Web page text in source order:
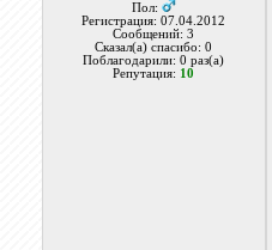
Пол:
Регистрация: 07.04.2012
Сообщений: 3
Сказал(а) спасибо: 0
Поблагодарили: 0 раз(а)
Репутация: 10